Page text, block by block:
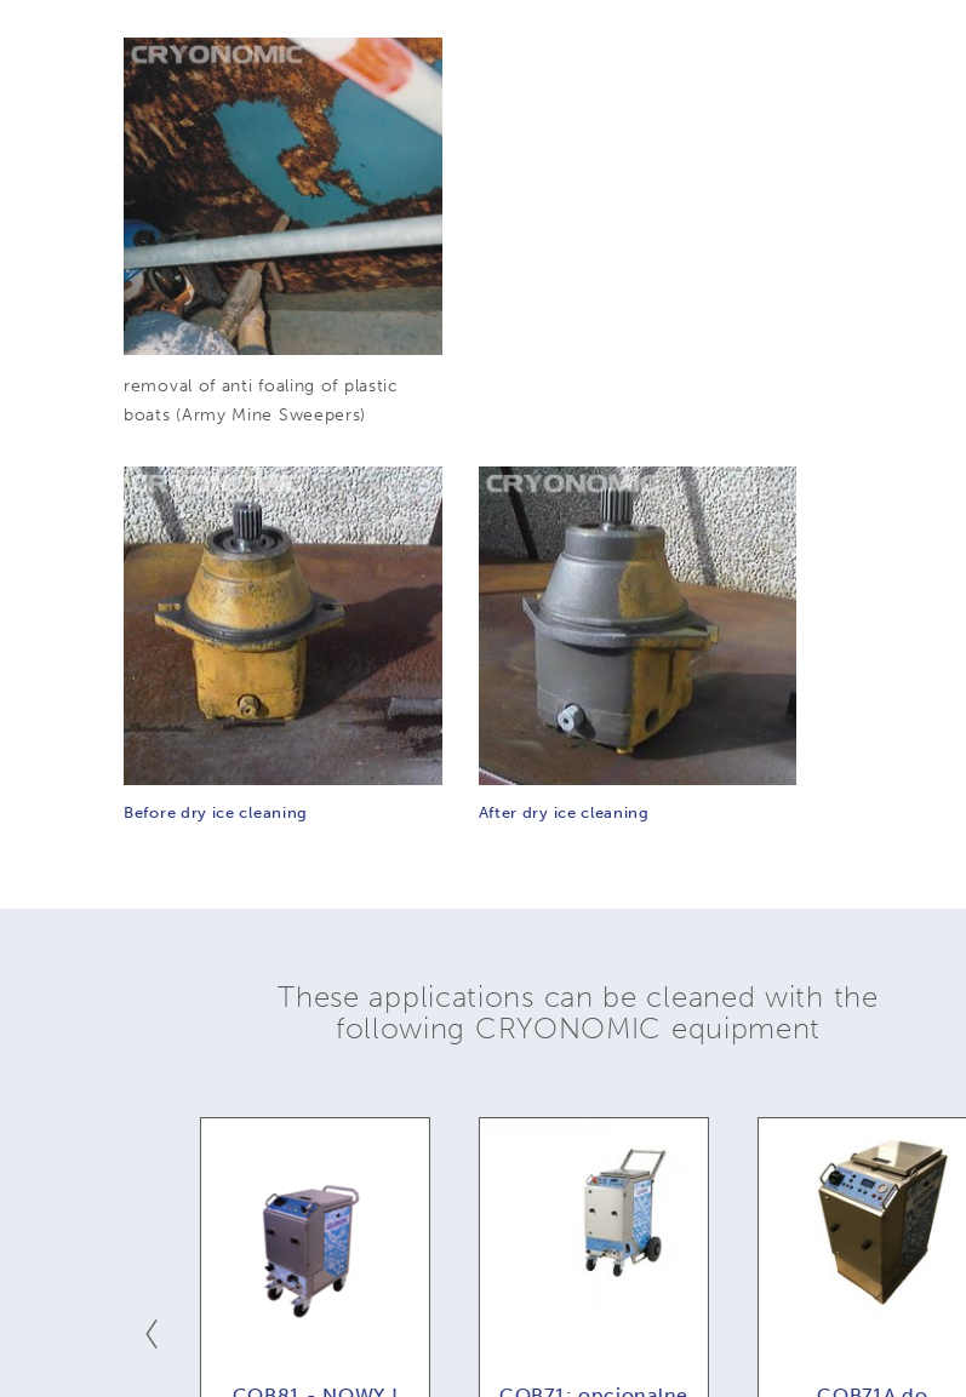
removal of anti foaling of plastic
boats (Army Mine Sweepers)
Before dry ice cleaning After dry ice cleaning
These applications can be cleaned with the
following CRYONOMIC equipment